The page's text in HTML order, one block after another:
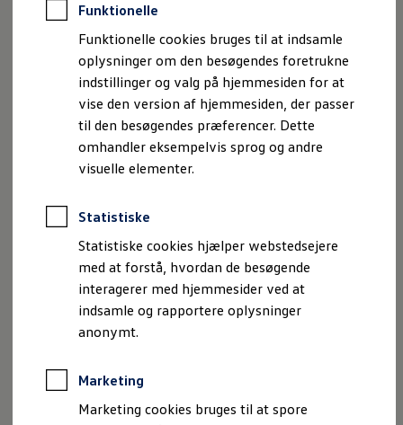
Funktionelle
Funktionelle cookies bruges til at indsamle
oplysninger om den besøgendes foretrukne
indstillinger og valg på hjemmesiden for at
vise den version af hjemmesiden, der passer
til den besøgendes præferencer. Dette
omhandler eksempelvis sprog og andre
visuelle elementer.
Statistiske
Statistiske cookies hjælper webstedsejere
med at forstå, hvordan de besøgende
interagerer med hjemmesider ved at
indsamle og rapportere oplysninger
anonymt.
Marketing
Marketing cookies bruges til at spore
Book en prøvetur
Bestil et tilbud
Brugte biler
Pendlerleasing
Budgetberegner
Firmabil
Vejen til en ny Volkswagen
Online Privatleasing
Finansiering og forsikring
Volkswagen Forsikring
Volkswagen Finansiering
Ejere og services
Book tid på værkstedet
Service
Serviceabonnementer
Service 5+
Service på elbiler
Prismatch
Fordele ved autoriseret værksted
Brugbar information
Servicefordele
Digitale ekstrafunktioner
Se tjenesterne til din model
Volkswagen-apps, login og shop
Bygget med spænding. Den
nye fuldelektriske ID. Cross
Trend.